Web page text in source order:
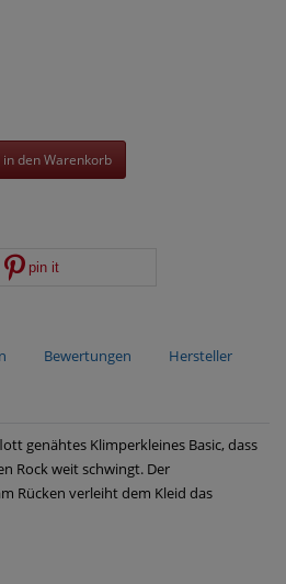
in den Warenkorb
pin it
Bewertungen Hersteller
genähtes Klimperkleines Basic, dass
Rock weit schwingt. Der
Rücken verleiht dem Kleid das